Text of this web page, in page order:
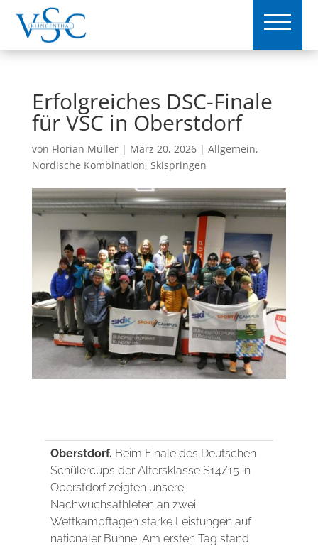
Erfolgreiches DSC-Finale
für VSC in Oberstdorf
von Florian Müller| März 20, 2026| Allgemein,
Nordische Kombination, Skispringen
Oberstdorf. Beim Finale des Deutschen
Schülercups der Altersklasse S14/15 in
Oberstdorf zeigten unsere
Nachwuchsathleten an zwei
Wettkampftagen starke Leistungen auf
nationaler Bühne. Am ersten Tag stand